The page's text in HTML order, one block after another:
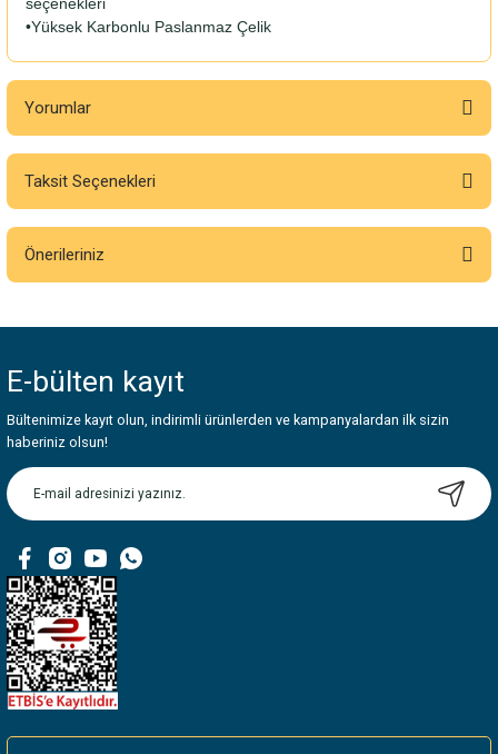
•Yüksek Karbonlu Paslanmaz Çelik
Yorumlar
Bu ürüne ilk yorumu siz yapın!
Taksit Seçenekleri
Önerileriniz
Görüş ve önerileriniz için teşekkür ederiz.
Ürün resmi kalitesiz, bozuk veya görüntülenemiyor.
Ürün açıklamasında eksik bilgiler bulunuyor.
Ürün bilgilerinde hatalar bulunuyor.
Bu ürüne benzer farklı alternatifler olmalı.
E-bülten kayıt
Bültenimize kayıt olun, indirimli ürünlerden ve kampanyalardan ilk sizin
haberiniz olsun!